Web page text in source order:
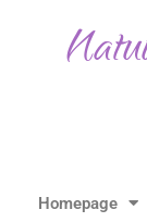
Homepage